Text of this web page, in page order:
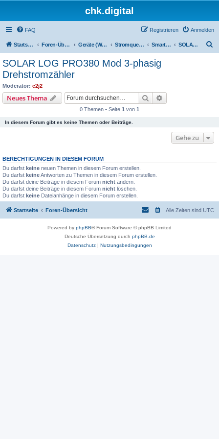
chk.digital
FAQ Anmelden
Registrieren
Startseite Foren-Übersicht Geräte (Wallboxen, Stromquellen, Autos) Stromquellen (PV, Speichersysteme, Smartmeter, Leseköpfe, ...) Smartmeter SOLAR LOG PRO380 Mod 3-phasig Drehstromzähler
SOLAR LOG PRO380 Mod 3-phasig
Drehstromzähler
Moderator: c2j2
Neues Thema Suche
0 Themen • Seite 1 von 1
In diesem Forum gibt es keine Themen oder Beiträge.
Gehe zu
BERECHTIGUNGEN IN DIESEM FORUM
Du darfst keine neuen Themen in diesem Forum erstellen.
Du darfst keineAntworten zu Themen in diesem Forum erstellen.
Du darfst deine Beiträge in diesem Forum nicht ändern.
Du darfst deine Beiträge in diesem Forum nicht löschen.
Du darfst keine Dateianhänge in diesem Forum erstellen.
Startseite Foren-Übersicht Alle Zeiten sind UTC
Powered by phpBB® Forum Software © phpBB Limited
Deutsche Übersetzung durch phpBB.de
Datenschutz| Nutzungsbedingungen